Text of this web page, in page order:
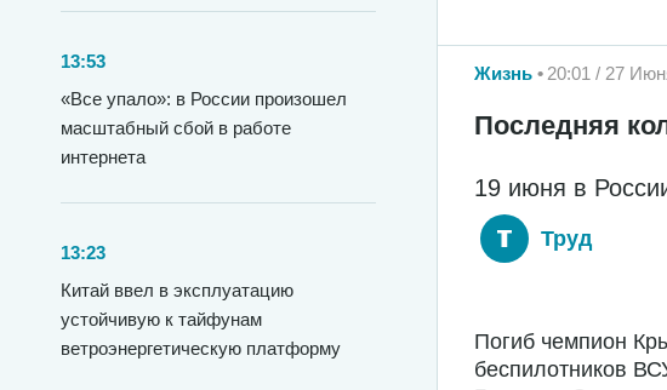
13:53
«Все упало»: в России произошел
масштабный сбой в работе
интернета
13:23
Китай ввел в эксплуатацию
устойчивую к тайфунам
ветроэнергетическую платформу
Жизнь 20:01 / 27
Последняя
19 июня в
Труд
Погиб чемпион
беспилотников